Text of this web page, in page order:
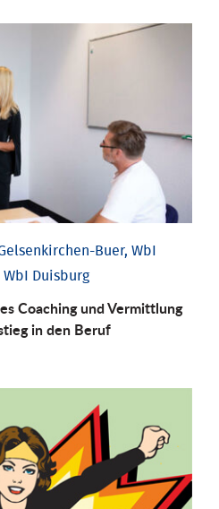
Buer, WbI
WbI Duisburg
Coaching und Vermittlung
in den Beruf